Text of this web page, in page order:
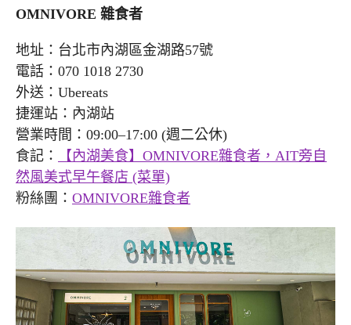
OMNIVORE 雜食者
地址：台北市內湖區金湖路57號
電話：070 1018 2730
外送：Ubereats
捷運站：內湖站
營業時間：09:00–17:00 (週二公休)
食記：
【內湖美食】OMNIVORE雜食者，AIT旁自
然風美式早午餐店 (菜單)
粉絲團： OMNIVORE雜食者